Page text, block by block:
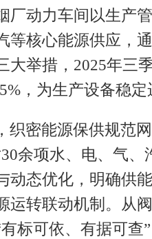
厂动力车间以生产
等核心能源供应，
大举措，2025年三
，为生产设备稳定
织密能源保供规范
余项水、电、气
动态优化，明确供
运转联动机制。从
标可依、有据可查